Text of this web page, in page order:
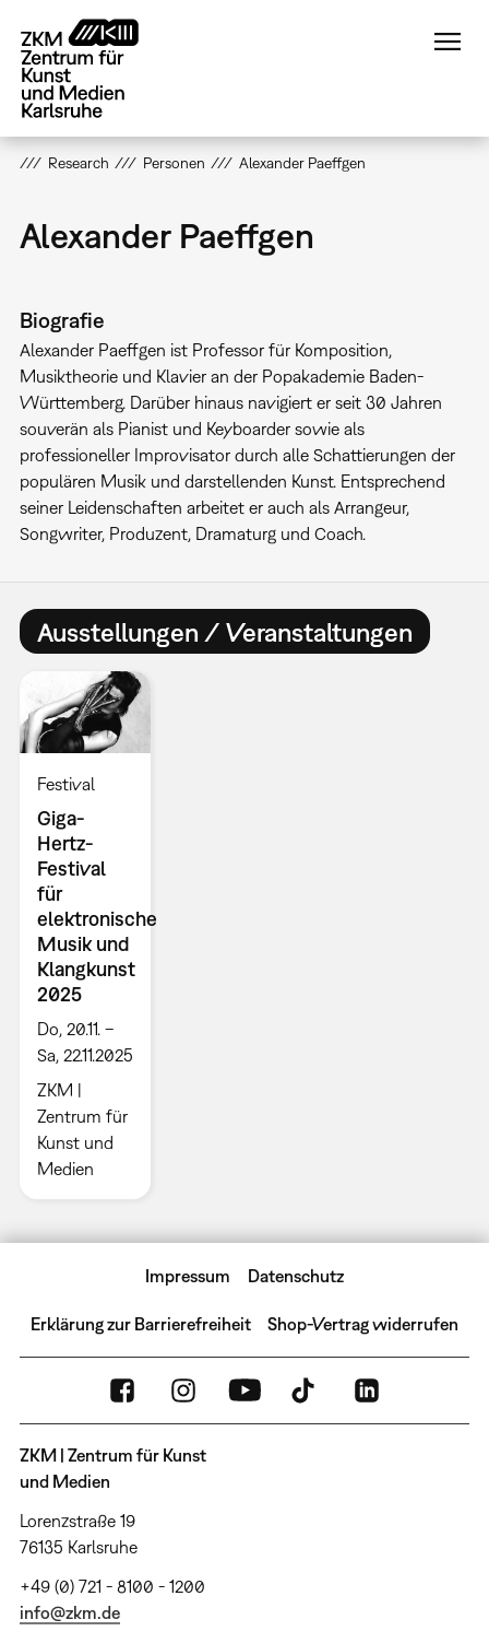
zum
Inhalt
Research Personen Alexander Paeffgen
Alexander Paeffgen
Biografie
Alexander Paeffgen ist Professor für Komposition,
Musiktheorie und Klavier an der Popakademie Baden-
Württemberg. Darüber hinaus navigiert er seit 30 Jahren
souverän als Pianist und Keyboarder sowie als
professioneller Improvisator durch alle Schattierungen der
populären Musik und darstellenden Kunst. Entsprechend
seiner Leidenschaften arbeitet er auch als Arrangeur,
Songwriter, Produzent, Dramaturg und Coach.
Ausstellungen / Veranstaltungen
Festival
Giga-
Hertz-
Festival
für
elektronische
Musik und
Klangkunst
2025
Do, 20.11. –
Sa, 22.11.2025
ZKM |
Zentrum für
Kunst und
Medien
Impressum Datenschutz
Erklärung zur Barrierefreiheit Shop-Vertrag widerrufen
ZKM | Zentrum für Kunst
und Medien
Lorenzstraße 19
76135 Karlsruhe
+49 (0) 721 - 8100 - 1200
info@zkm.de